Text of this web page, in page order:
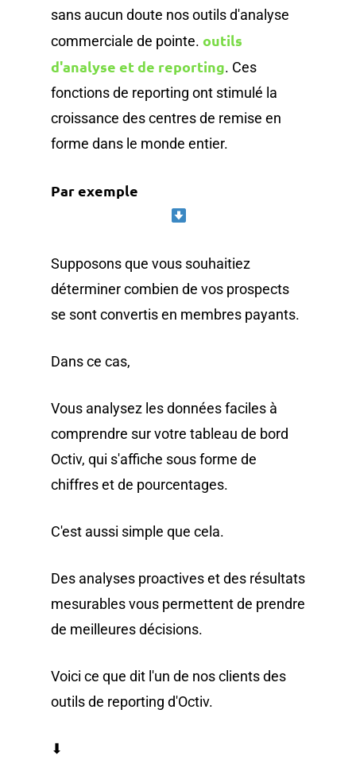
sans aucun doute nos outils d'analyse
commerciale de pointe. outils
d'analyse et de reporting. Ces
fonctions de reporting ont stimulé la
croissance des centres de remise en
forme dans le monde entier.
Par exemple
Supposons que vous souhaitiez
déterminer combien de vos prospects
se sont convertis en membres payants.
Dans ce cas,
Vous analysez les données faciles à
comprendre sur votre tableau de bord
Octiv, qui s'affiche sous forme de
chiffres et de pourcentages.
C'est aussi simple que cela.
Des analyses proactives et des résultats
mesurables vous permettent de prendre
de meilleures décisions.
Voici ce que dit l'un de nos clients des
outils de reporting d'Octiv.
⬇